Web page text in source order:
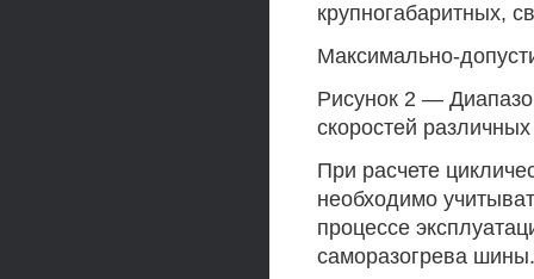
крупногабаритных,
Максимально-
Рисунок 2 —
скоростей
При расчете
необходимо
процессе
саморазогрева шины.